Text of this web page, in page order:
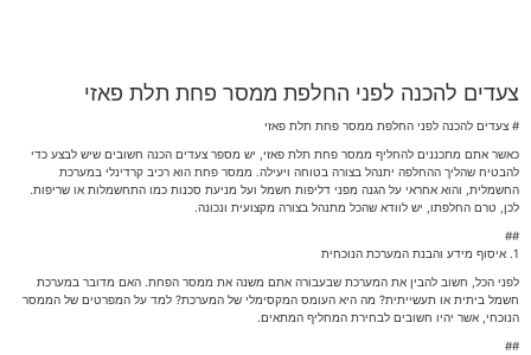
צעדים להכנה לפני החלפת ממסר פחת תלת פאזי
# צעדים להכנה לפני החלפת ממסר פחת תלת פאזי
כאשר אתם מתכננים להחליף ממסר פחת תלת פאזי, יש מספר צעדים הכנה חשובים שיש לבצע כדי
להבטיח שהליך ההחלפה יתנהל בצורה בטוחה ויעילה. ממסר פחת הוא רכיב קרדינלי במערכת
החשמלית, והוא אחראי על הגנה מפני דליפות חשמל ועל מניעת סכנות כמו התחשמלות או שריפות.
לכן, טרם החלפתו, יש לוודא שהכל מתנהל בצורה מקצועית ונכונה.
##
1. איסוף מידע והבנת המערכת הנוכחית
לפני הכל, חשוב להבין את המערכת שבעבורה אתם משנה את ממסר הפחת. האם מדובר במערכת
חשמל ביתית או תעשייתית? מה היא העומס המקסימלי של המערכת? למד על המפרטים של הממסר
הנוכחי, אשר יהיו חשובים לבחירת המחליף המתאים.
##